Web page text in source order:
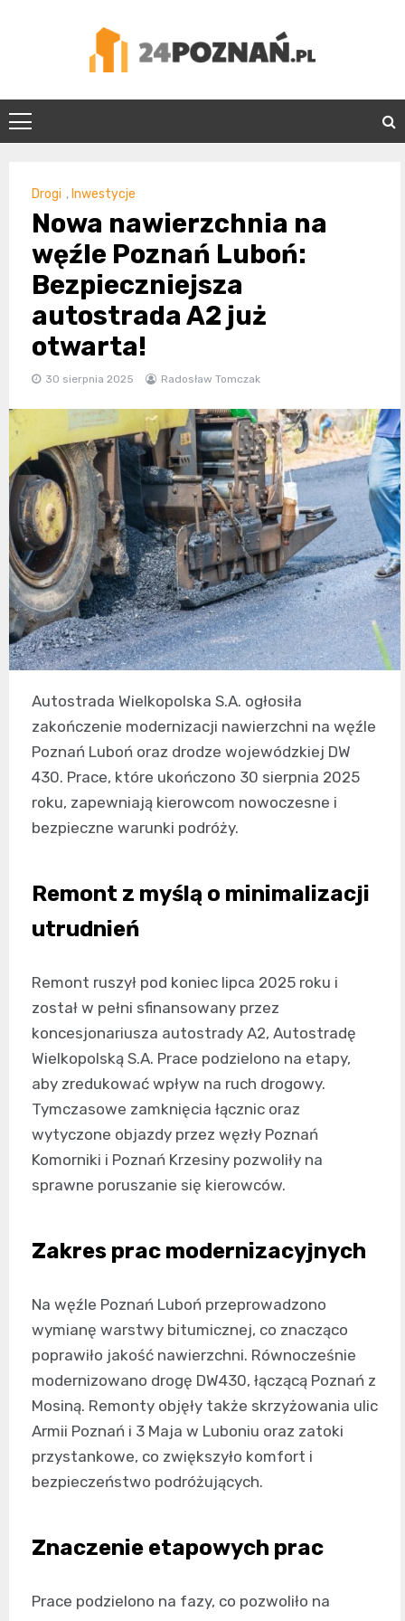
24Poznań.pl
Drogi , Inwestycje
Nowa nawierzchnia na
węźle Poznań Luboń:
Bezpieczniejsza
autostrada A2 już
otwarta!
30 sierpnia 2025 Radosław Tomczak
Autostrada Wielkopolska S.A. ogłosiła
zakończenie modernizacji nawierzchni na węźle
Poznań Luboń oraz drodze wojewódzkiej DW
430. Prace, które ukończono 30 sierpnia 2025
roku, zapewniają kierowcom nowoczesne i
bezpieczne warunki podróży.
Remont z myślą o minimalizacji
utrudnień
Remont ruszył pod koniec lipca 2025 roku i
został w pełni sfinansowany przez
koncesjonariusza autostrady A2, Autostradę
Wielkopolską S.A. Prace podzielono na etapy,
aby zredukować wpływ na ruch drogowy.
Tymczasowe zamknięcia łącznic oraz
wytyczone objazdy przez węzły Poznań
Komorniki i Poznań Krzesiny pozwoliły na
sprawne poruszanie się kierowców.
Zakres prac modernizacyjnych
Na węźle Poznań Luboń przeprowadzono
wymianę warstwy bitumicznej, co znacząco
poprawiło jakość nawierzchni. Równocześnie
modernizowano drogę DW430, łączącą Poznań z
Mosiną. Remonty objęły także skrzyżowania ulic
Armii Poznań i 3 Maja w Luboniu oraz zatoki
przystankowe, co zwiększyło komfort i
bezpieczeństwo podróżujących.
Znaczenie etapowych prac
Prace podzielono na fazy, co pozwoliło na